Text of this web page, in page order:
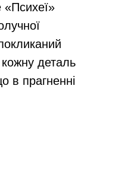
«Психеї»
кожну деталь
в прагненні